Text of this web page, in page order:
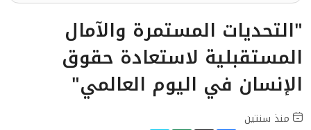
"التحديات المستمرة والآمال
المستقبلية لاستعادة حقوق
الإنسان في اليوم العالمي"
منذ سنتين